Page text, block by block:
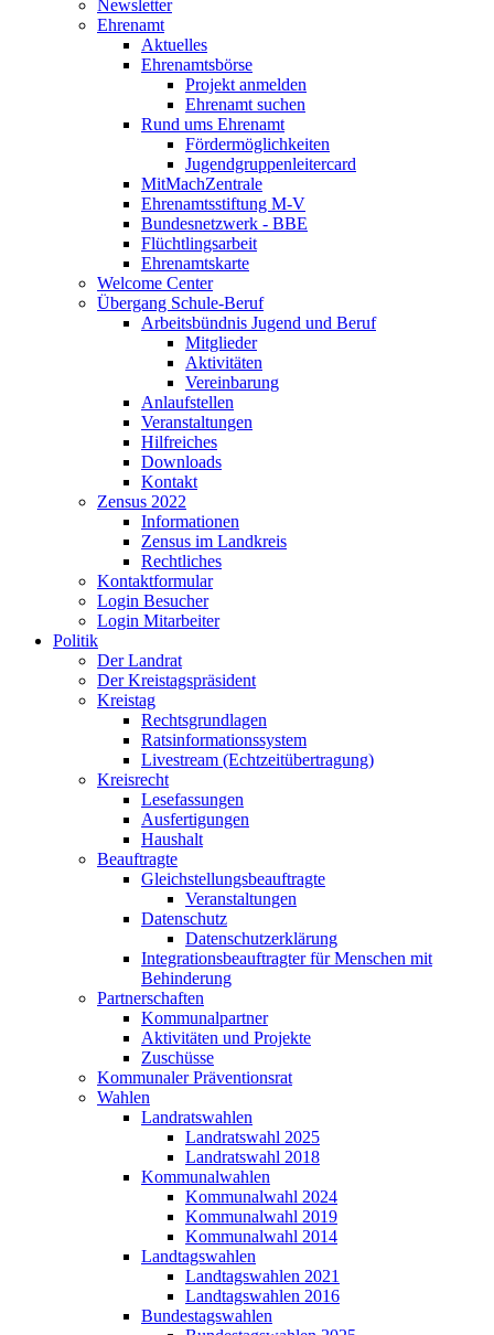
Newsletter
Ehrenamt
Aktuelles
Ehrenamtsbörse
Projekt anmelden
Ehrenamt suchen
Rund ums Ehrenamt
Fördermöglichkeiten
Jugendgruppenleitercard
MitMachZentrale
Ehrenamtsstiftung M-V
Bundesnetzwerk - BBE
Flüchtlingsarbeit
Ehrenamtskarte
Welcome Center
Übergang Schule-Beruf
Arbeitsbündnis Jugend und Beruf
Mitglieder
Aktivitäten
Vereinbarung
Anlaufstellen
Veranstaltungen
Hilfreiches
Downloads
Kontakt
Zensus 2022
Informationen
Zensus im Landkreis
Rechtliches
Kontaktformular
Login Besucher
Login Mitarbeiter
Politik
Der Landrat
Der Kreistagspräsident
Kreistag
Rechtsgrundlagen
Ratsinformationssystem
Livestream (Echtzeitübertragung)
Kreisrecht
Lesefassungen
Ausfertigungen
Haushalt
Beauftragte
Gleichstellungsbeauftragte
Veranstaltungen
Datenschutz
Datenschutzerklärung
Integrationsbeauftragter für Menschen mit
Behinderung
Partnerschaften
Kommunalpartner
Aktivitäten und Projekte
Zuschüsse
Kommunaler Präventionsrat
Wahlen
Landratswahlen
Landratswahl 2025
Landratswahl 2018
Kommunalwahlen
Kommunalwahl 2024
Kommunalwahl 2019
Kommunalwahl 2014
Landtagswahlen
Landtagswahlen 2021
Landtagswahlen 2016
Bundestagswahlen